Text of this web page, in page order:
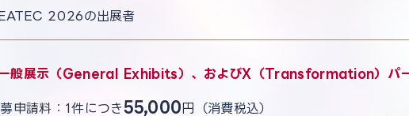
2026の出展者
般展示（General Exhibits）、およびX（Transformation）パ
申請料：1件につき55,000 円（消費税込）